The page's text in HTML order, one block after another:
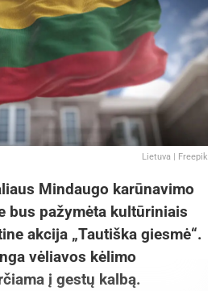
Lietuva | Freepik
Mindaugo karūnavimo
bus pažymėta kultūriniais
akcija „Tautiška giesmė“.
vėliavos kėlimo
į gestų kalbą.